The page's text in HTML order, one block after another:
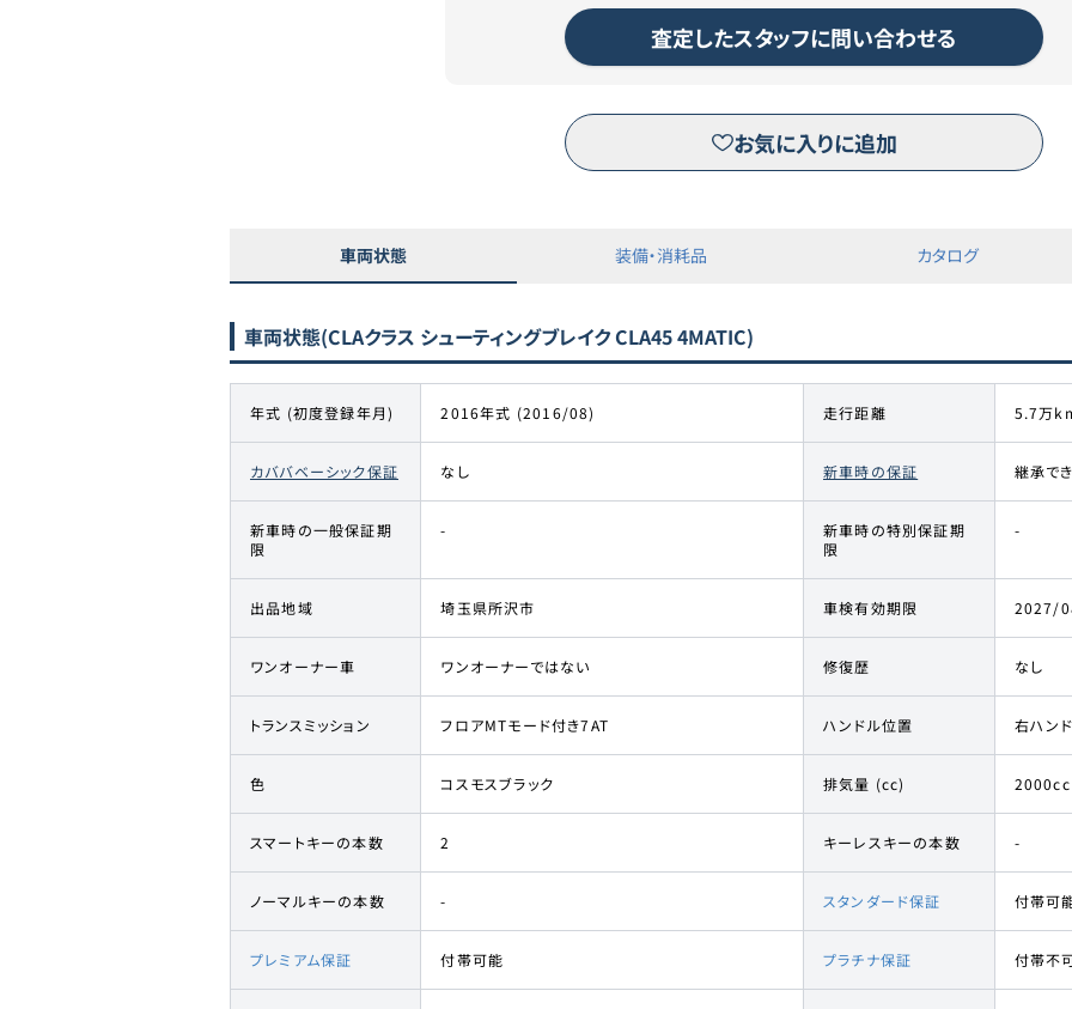
カババリースについて詳しくは こちら
※三菱オートリース（株）が運営するピタクルサイトへ移動します。
査定したスタッフに問い合わせる
お気に入りに追加
車両状態 装備・消耗品 カタログ
車両状態(CLAクラス シューティングブレイク CLA45 4MATIC)
年式 (初度登録年月) 2016年式 (2016/08) 走行距離 5.7万
カババベーシック保証 なし 新車時の保証 継承で
新車時の一般保証期
限
-
新車時の特別保証期
限
-
出品地域 埼玉県所沢市 車検有効期限 2027/
ワンオーナー車 ワンオーナーではない 修復歴 なし
トランスミッション フロアMTモード付き7AT ハンドル位置 右ハン
色 コスモスブラック 排気量 (cc) 2000cc
スマートキーの本数 2 キーレスキーの本数 -
ノーマルキーの本数 - スタンダード保証 付帯可
プレミアム保証 付帯可能 プラチナ保証 付帯不